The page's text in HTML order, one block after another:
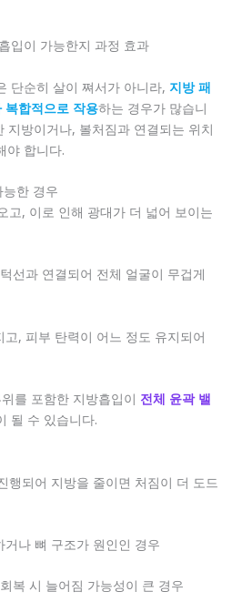
입이 가능한지 과정 효과
단순히 살이 쪄서가 아니라, 지방 패
복합적으로 작용하는 경우가 많습니
지방이거나, 볼처짐과 연결되는 위치
야 합니다.
한 경우
고, 이로 인해 광대가 더 넓어 보이는
선과 연결되어 전체 얼굴이 무겁게
, 피부 탄력이 어느 정도 유지되어
를 포함한 지방흡입이 전체 윤곽 밸
될 수 있습니다.
행되어 지방을 줄이면 처짐이 더 도드
나 뼈 구조가 원인인 경우
복 시 늘어짐 가능성이 큰 경우